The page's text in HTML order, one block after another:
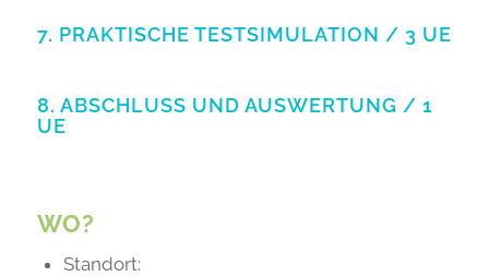
7. PRAKTISCHE TESTSIMULATION / 3 UE
8. ABSCHLUSS UND AUSWERTUNG / 1
UE
WO?
Standort: